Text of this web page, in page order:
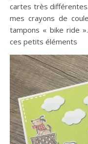
cartes très
mes crayons de
tampons « bike ride
ces petits éléments